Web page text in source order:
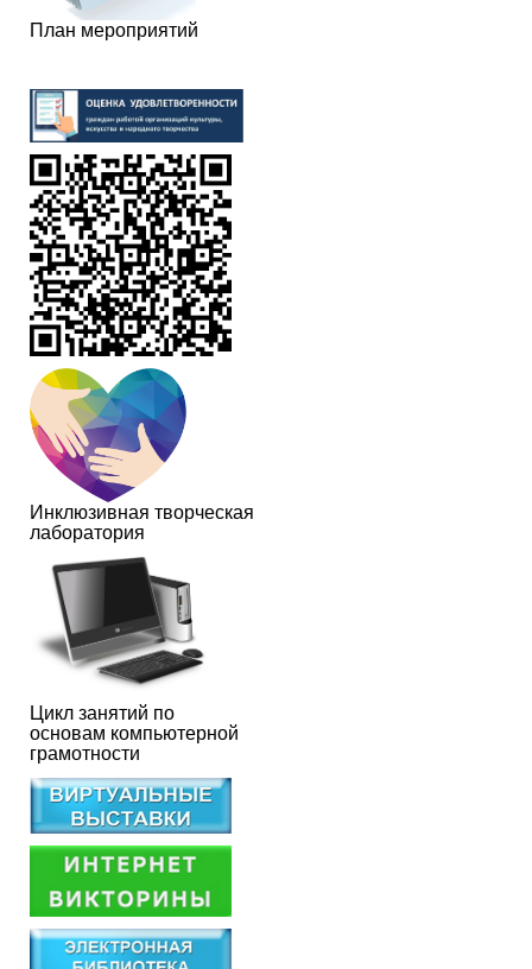
План мероприятий
Инклюзивная творческая
лаборатория
Цикл занятий по
основам компьютерной
грамотности